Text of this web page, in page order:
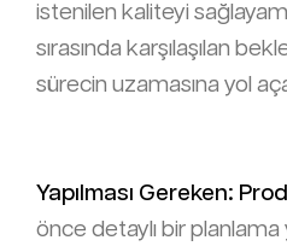
istenilen kaliteyi
sırasında karşılaşılan
sürecin uzamasına yol
Yapılması Gereken:
önce detaylı bir planlama